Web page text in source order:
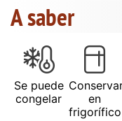
A saber
Se puede
congelar
en
frigorífico